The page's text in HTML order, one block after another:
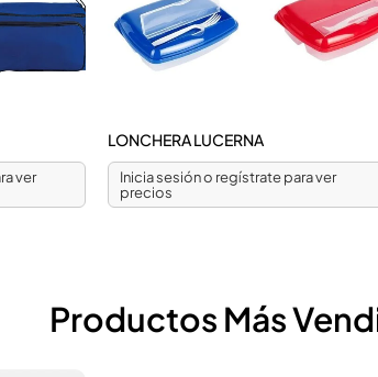
ver
LONCHERA LUCERNA
Inicia sesión o regístrate para ver
precios
Productos Más